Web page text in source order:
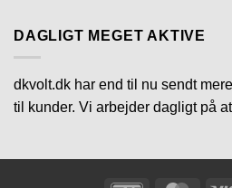
DAGLIGT MEGET AKTIVE
dkvolt.dk har end til nu sendt
til kunder. Vi arbejder dagligt på